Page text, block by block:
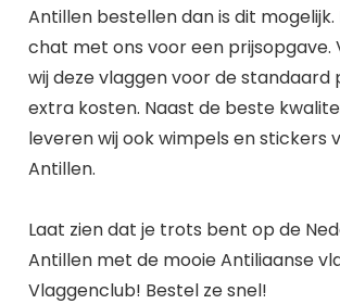
Antillen bestellen dan is dit mogelijk.
chat met ons voor een prijsopgave.
wij deze vlaggen voor de standaard
extra kosten. Naast de beste
leveren wij ook wimpels en stickers
Antillen.
Laat zien dat je trots bent op de
Antillen met de mooie Antiliaanse
Vlaggenclub! Bestel ze snel!